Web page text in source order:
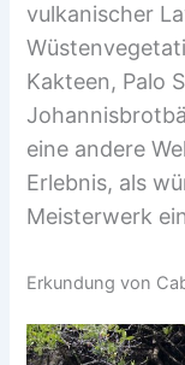
vulkanischer
Kakteen, Palo
eine andere
Erlebnis, als
Meisterwerk
Erkundung von